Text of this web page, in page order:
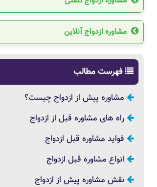
مشاوره ازدواج آنلاین
فهرست مطالب
مشاوره پیش از ازدواج چیست؟
راه های مشاوره قبل از ازدواج
فواید مشاوره قبل ازدواج
انواع مشاوره قبل ازدواج
نقش مشاوره پیش از ازدواج